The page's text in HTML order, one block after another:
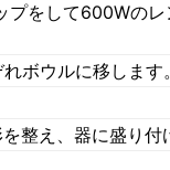
をして600Wのレ
ボウルに移します。
整え、器に盛り付